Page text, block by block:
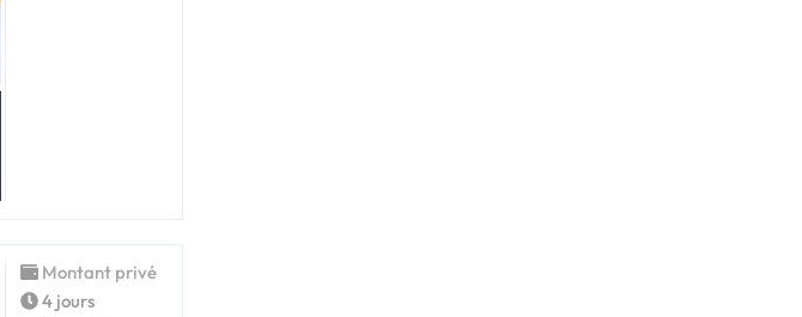
Montant privé
4 jours